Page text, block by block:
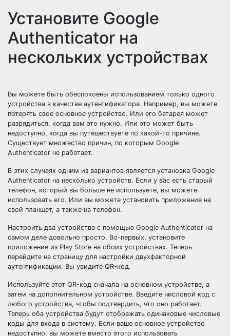
Установите Google
Authenticator на
нескольких устройствах
Вы можете быть обеспокоены использованием только одного
устройства в качестве аутентификатора. Например, вы можете
потерять свое основное устройство. Или его батарея может
разрядиться, когда вам это нужно. Или это может быть
недоступно, когда вы путешествуете по какой-то причине.
Существует множество причин, по которым Google
Authenticator не работает.
В этих случаях одним из вариантов является установка Google
Authenticator на несколько устройств. Если у вас есть старый
телефон, который вы больше не используете, вы можете
использовать его. Или вы можете установить приложение на
свой планшет, а также на телефон.
Настроить два устройства с помощью Google Authenticator на
самом деле довольно просто. Во-первых, установите
приложение из Play Store на обоих устройствах. Теперь
перейдите на страницу для настройки двухфакторной
аутентификации. Вы увидите QR-код.
Используйте этот QR-код сначала на основном устройстве, а
затем на дополнительном устройстве. Введите числовой код с
любого устройства, чтобы подтвердить, что оно работает.
Теперь оба устройства будут отображать одинаковые числовые
коды для входа в систему. Если ваше основное устройство
недоступно, вы можете вместо этого использовать